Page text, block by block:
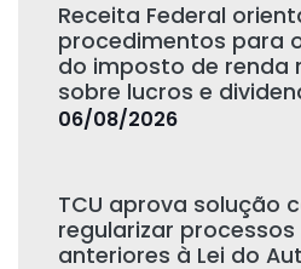
Receita Federal
procedimentos para
do imposto de renda
sobre lucros e
06/08/2026
TCU aprova solução
regularizar
anteriores à Lei do